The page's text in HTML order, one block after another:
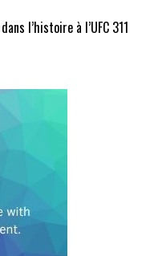
l’histoire à l’UFC 311